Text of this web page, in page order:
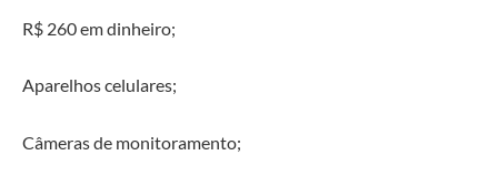
R$ 260 em dinheiro;
Aparelhos celulares;
Câmeras de monitoramento;